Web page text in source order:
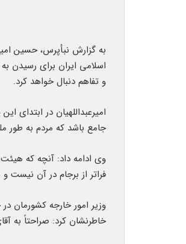
به گزارش نبأپرس، حسین
اسلامی ایران برای رسیدن
و تفاهم دنبال خواهد کرد.
امیرعبداللهیان در
جامع باشد که مردم به طور
وی ادامه داد: آنچه که
فراتر از برجام در آن نیست
خاطرنشان کرد: صراحتاً به آقای بورل